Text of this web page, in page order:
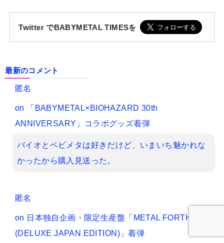
Twitter でBABYMETAL TIMESを
最新のコメント
匿名
on
「BABYMETAL×BIOHAZARD 30th
ANNIVERSARY」コラボグッズ着弾
バイオとベビメタは好きだけど、いまいち魅かれな
かったから購入見送った。
匿名
on 日本独自企画・限定生産盤「METAL FORTH
(DELUXE JAPAN EDITION)」着弾